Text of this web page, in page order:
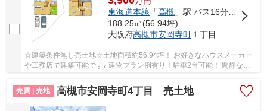
東海道本線 「高槻」駅 バス16分 「服部（高槻市）」 停歩3分
188.25㎡(56.94坪)
大阪府高槻市安岡寺町１丁目
☆建築条件無し売土地☆土地面積約56.94坪！ お好きなハウスメーカー
や工務店で建築可能です♪ 建物プラン例有り！駐車2台可能！ 閑静な住
売買 | 売地
高槻市安岡寺町4丁目 売土地